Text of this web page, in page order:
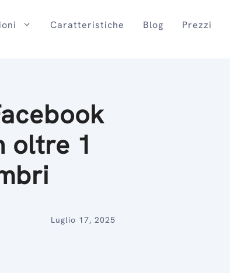
Caratteristiche Blog Prezzi
oltre 1
Luglio 17, 2025